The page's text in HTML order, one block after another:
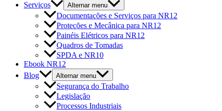
Serviços
Alternar menu
Documentações e Serviços para NR12
Proteções e Mecânica para NR12
Painéis Elétricos para NR12
Quadros de Tomadas
SPDA e NR10
Ebook NR12
Blog
Alternar menu
Segurança do Trabalho
Legislação
Processos Industriais